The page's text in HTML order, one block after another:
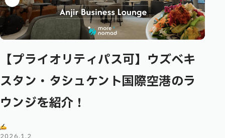
【プライオリティパス可】ウズベキ
スタン・タシュケント国際空港のラ
ウンジを紹介！